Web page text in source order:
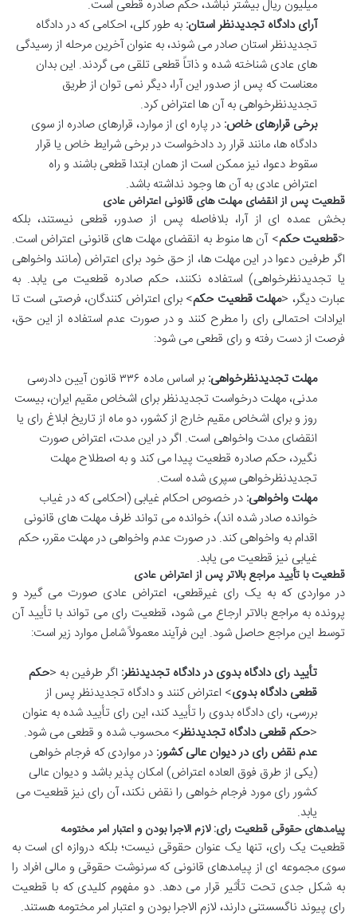
میلیون ریال بیشتر نباشد، حکم صادره قطعی است.
آرای دادگاه تجدیدنظر استان: به طور کلی، احکامی که در دادگاه
تجدیدنظر استان صادر می شوند، به عنوان آخرین مرحله از رسیدگی
های عادی شناخته شده و ذاتاً قطعی تلقی می گردند. این بدان
معناست که پس از صدور این آرا، دیگر نمی توان از طریق
تجدیدنظرخواهی به آن ها اعتراض کرد.
برخی قرارهای خاص: در پاره ای از موارد، قرارهای صادره از سوی
دادگاه ها، مانند قرار رد دادخواست در برخی شرایط خاص یا قرار
سقوط دعوا، نیز ممکن است از همان ابتدا قطعی باشند و راه
اعتراض عادی به آن ها وجود نداشته باشد.
قطعیت پس از انقضای مهلت های قانونی اعتراض عادی
بخش عمده ای از آرا، بلافاصله پس از صدور، قطعی نیستند، بلکه
<قطعیت حکم> آن ها منوط به انقضای مهلت های قانونی اعتراض است.
اگر طرفین دعوا در این مهلت ها، از حق خود برای اعتراض (مانند واخواهی
یا تجدیدنظرخواهی) استفاده نکنند، حکم صادره قطعیت می یابد. به
عبارت دیگر، <مهلت قطعیت حکم> برای اعتراض کنندگان، فرصتی است تا
ایرادات احتمالی رای را مطرح کنند و در صورت عدم استفاده از این حق،
فرصت از دست رفته و رای قطعی می شود:
مهلت تجدیدنظرخواهی:
بر اساس ماده ۳۳۶ قانون آیین دادرسی
مدنی، مهلت درخواست تجدیدنظر برای اشخاص مقیم ایران، بیست
روز و برای اشخاص مقیم خارج از کشور، دو ماه از تاریخ ابلاغ رای یا
انقضای مدت واخواهی است. اگر در این مدت، اعتراض صورت
نگیرد، حکم صادره قطعیت پیدا می کند و به اصطلاح مهلت
تجدیدنظرخواهی سپری شده است.
مهلت واخواهی: در خصوص احکام غیابی (احکامی که در غیاب
خوانده صادر شده اند)، خوانده می تواند ظرف مهلت های قانونی
اقدام به واخواهی کند. در صورت عدم واخواهی در مهلت مقرر، حکم
غیابی نیز قطعیت می یابد.
قطعیت با تأیید مراجع بالاتر پس از اعتراض عادی
در مواردی که به یک رای غیرقطعی، اعتراض عادی صورت می گیرد و
پرونده به مراجع بالاتر ارجاع می شود، قطعیت رای می تواند با تأیید آن
توسط این مراجع حاصل شود. این فرآیند معمولاً شامل موارد زیر است:
تأیید رای دادگاه بدوی در دادگاه تجدیدنظر: اگر طرفین به <حکم
قطعی دادگاه بدوی> اعتراض کنند و دادگاه تجدیدنظر پس از
بررسی، رای دادگاه بدوی را تأیید کند، این رای تأیید شده به عنوان
<حکم قطعی دادگاه تجدیدنظر> محسوب شده و قطعی می شود.
عدم نقض رای در دیوان عالی کشور: در مواردی که فرجام خواهی
(یکی از طرق فوق العاده اعتراض) امکان پذیر باشد و دیوان عالی
کشور رای مورد فرجام خواهی را نقض نکند، آن رای نیز قطعیت می
یابد.
پیامدهای حقوقی قطعیت رای: لازم الاجرا بودن و اعتبار امر مختومه
قطعیت یک رای، تنها یک عنوان حقوقی نیست؛ بلکه دروازه ای است به
سوی مجموعه ای از پیامدهای قانونی که سرنوشت حقوقی و مالی افراد را
به شکل جدی تحت تأثیر قرار می دهد. دو مفهوم کلیدی که با قطعیت
رای پیوند ناگسستنی دارند، لازم الاجرا بودن و اعتبار امر مختومه هستند.